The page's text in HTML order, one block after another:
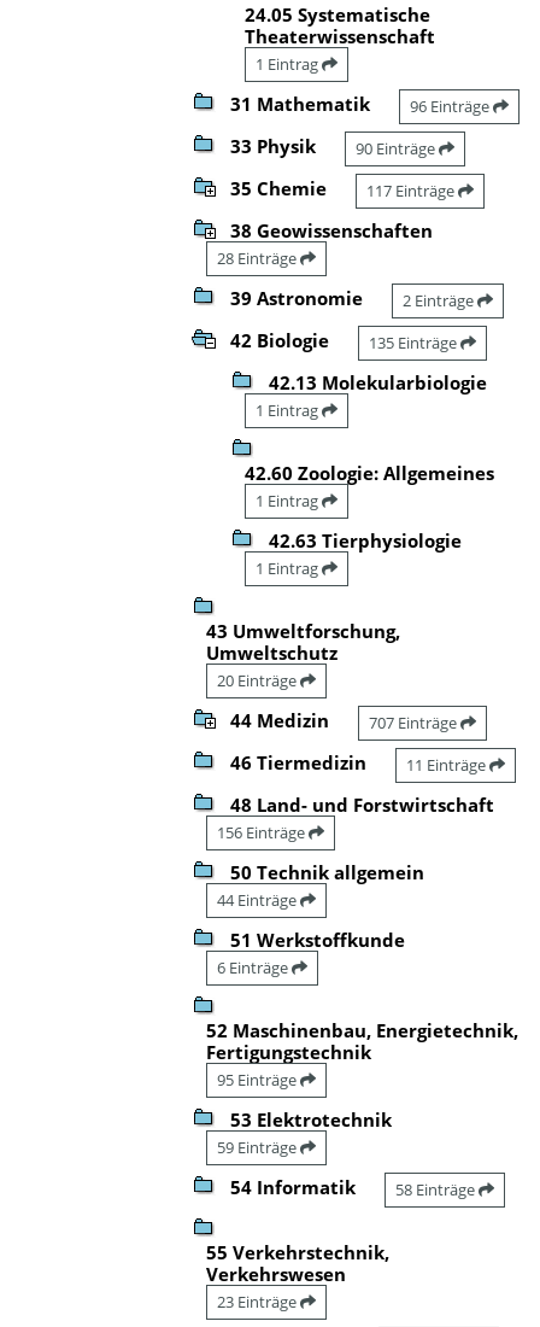
24.05 Systematische
Theaterwissenschaft
1 Eintrag
31 Mathematik 96 Einträge
33 Physik 90 Einträge
35 Chemie 117 Einträge
38 Geowissenschaften
28 Einträge
39 Astronomie 2 Einträge
42 Biologie 135 Einträge
42.13 Molekularbiologie
1 Eintrag
42.60 Zoologie: Allgemeines
1 Eintrag
42.63 Tierphysiologie
1 Eintrag
43 Umweltforschung,
Umweltschutz
20 Einträge
44 Medizin 707 Einträge
46 Tiermedizin 11 Einträge
48 Land- und Forstwirtschaft
156 Einträge
50 Technik allgemein
44 Einträge
51 Werkstoffkunde
6 Einträge
52 Maschinenbau, Energietechnik,
Fertigungstechnik
95 Einträge
53 Elektrotechnik
59 Einträge
54 Informatik 58 Einträge
55 Verkehrstechnik,
Verkehrswesen
23 Einträge